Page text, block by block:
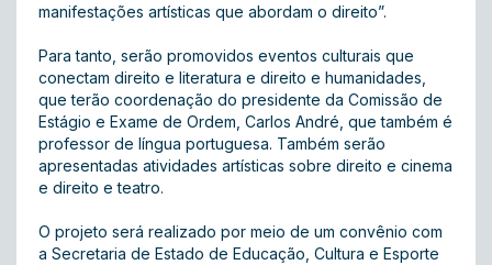
manifestações artísticas que abordam o direito”.
Para tanto, serão promovidos eventos culturais que
conectam direito e literatura e direito e humanidades,
que terão coordenação do presidente da Comissão de
Estágio e Exame de Ordem, Carlos André, que também é
professor de língua portuguesa. Também serão
apresentadas atividades artísticas sobre direito e cinema
e direito e teatro.
O projeto será realizado por meio de um convênio com
a Secretaria de Estado de Educação, Cultura e Esporte